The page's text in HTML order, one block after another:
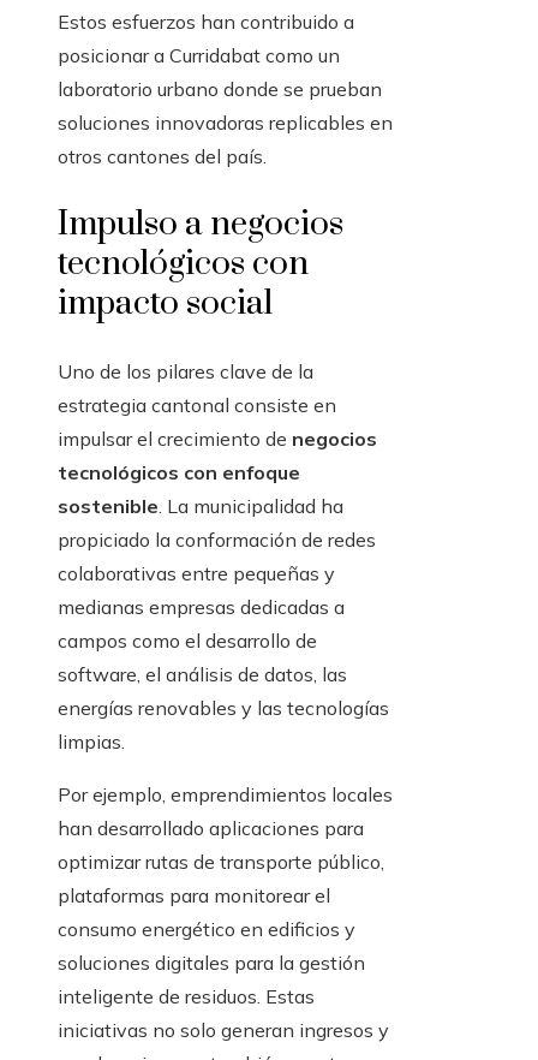
Estos esfuerzos han contribuido a
posicionar a Curridabat como un
laboratorio urbano donde se prueban
soluciones innovadoras replicables en
otros cantones del país.
Impulso a negocios
tecnológicos con
impacto social
Uno de los pilares clave de la
estrategia cantonal consiste en
impulsar el crecimiento de negocios
tecnológicos con enfoque
sostenible. La municipalidad ha
propiciado la conformación de redes
colaborativas entre pequeñas y
medianas empresas dedicadas a
campos como el desarrollo de
software, el análisis de datos, las
energías renovables y las tecnologías
limpias.
Por ejemplo, emprendimientos locales
han desarrollado aplicaciones para
optimizar rutas de transporte público,
plataformas para monitorear el
consumo energético en edificios y
soluciones digitales para la gestión
inteligente de residuos. Estas
iniciativas no solo generan ingresos y